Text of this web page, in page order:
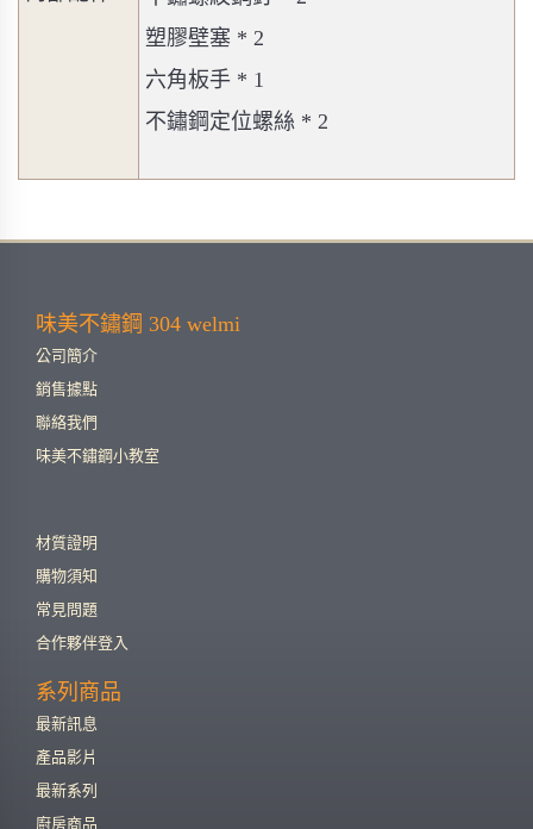
塑膠壁塞 * 2
六角板手 * 1
不鏽鋼定位螺絲 * 2
味美不鏽鋼 304 welmi
公司簡介
銷售據點
聯絡我們
味美不鏽鋼小教室
材質證明
購物須知
常見問題
合作夥伴登入
系列商品
最新訊息
產品影片
最新系列
廚房商品